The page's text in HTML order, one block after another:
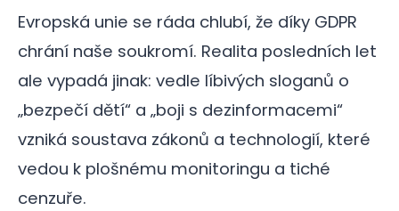
Evropská unie se ráda chlubí, že díky GDPR
chrání naše soukromí. Realita posledních let
ale vypadá jinak: vedle líbivých sloganů o
„bezpečí dětí“ a „boji s dezinformacemi“
vzniká soustava zákonů a technologií, které
vedou k plošnému monitoringu a tiché
cenzuře.